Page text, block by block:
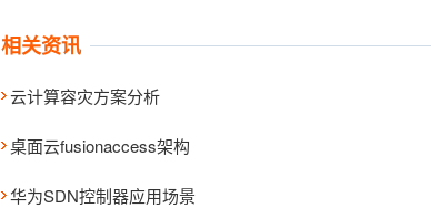
相关资讯
云计算容灾方案分析
桌面云fusionaccess架构
华为SDN控制器应用场景